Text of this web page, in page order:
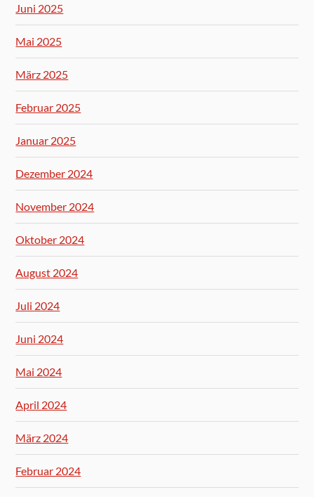
Juni 2025
Mai 2025
März 2025
Februar 2025
Januar 2025
Dezember 2024
November 2024
Oktober 2024
August 2024
Juli 2024
Juni 2024
Mai 2024
April 2024
März 2024
Februar 2024